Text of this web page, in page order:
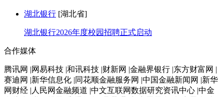
湖北银行 [湖北省]
湖北银行2026年度校园招聘正式启动
合作媒体
腾讯网 |网易科技 |和讯科技 |财新网 |金融界银行 |东方财富网 |
赛迪网 |新华信息化 |同花顺金融服务网 |中国金融新闻网 |新华
网财经 |人民网金融频道 |中文互联网数据研究资讯中心 |中金